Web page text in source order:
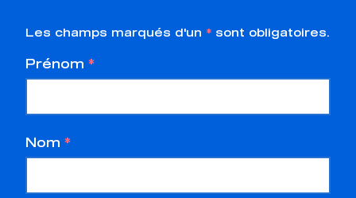
Les champs marqués d'un * sont obligatoires.
Prénom *
Nom *